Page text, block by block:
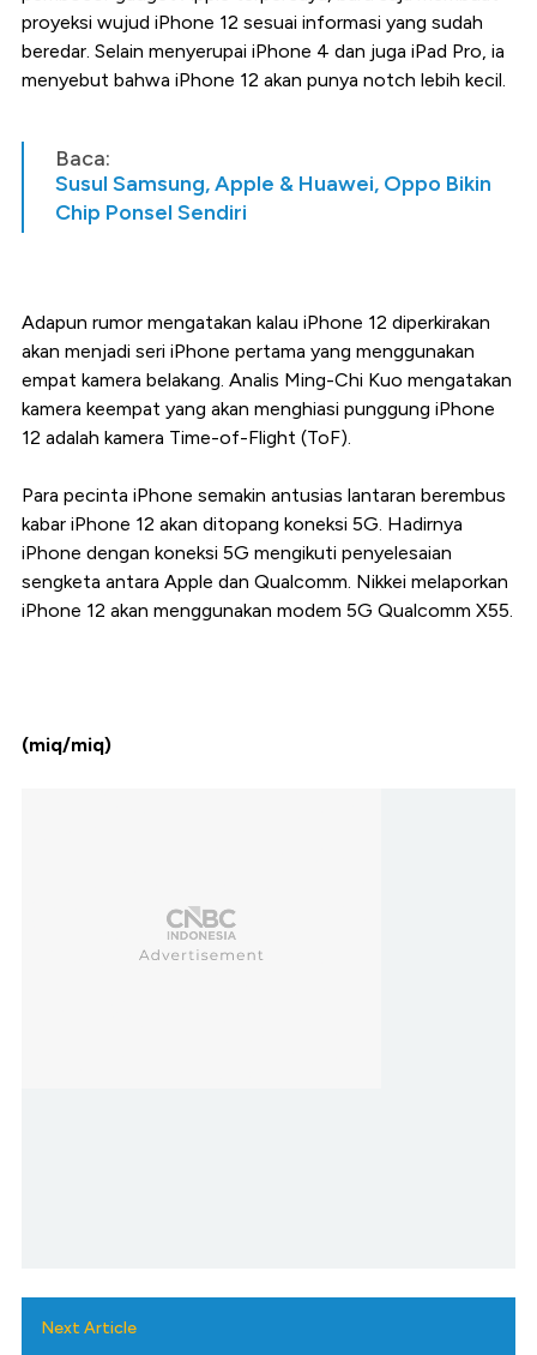
proyeksi wujud iPhone 12 sesuai informasi yang sudah
beredar. Selain menyerupai iPhone 4 dan juga iPad Pro, ia
menyebut bahwa iPhone 12 akan punya notch lebih kecil.
Baca:
Susul Samsung, Apple & Huawei, Oppo Bikin
Chip Ponsel Sendiri
Adapun rumor mengatakan kalau iPhone 12 diperkirakan
akan menjadi seri iPhone pertama yang menggunakan
empat kamera belakang. Analis Ming-Chi Kuo mengatakan
kamera keempat yang akan menghiasi punggung iPhone
12 adalah kamera Time-of-Flight (ToF).
Para pecinta iPhone semakin antusias lantaran berembus
kabar iPhone 12 akan ditopang koneksi 5G. Hadirnya
iPhone dengan koneksi 5G mengikuti penyelesaian
sengketa antara Apple dan Qualcomm. Nikkei melaporkan
iPhone 12 akan menggunakan modem 5G Qualcomm X55.
(miq/miq)
Next Article